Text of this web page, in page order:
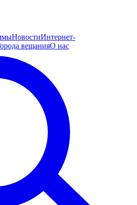
НовостиИнтернет-
вещанияО нас